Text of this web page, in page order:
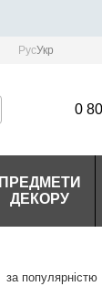
РусУкр
0
ПРЕДМЕТИ
ДЕКОРУ
за популярністю